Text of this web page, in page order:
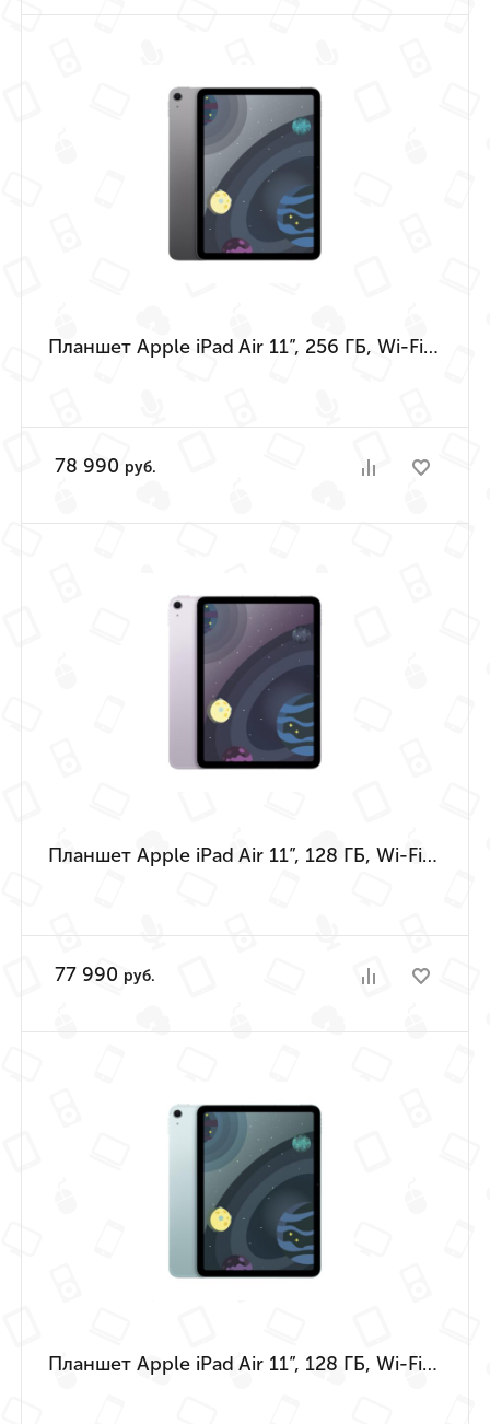
Планшет Apple iPad Air 11”, 256 ГБ, Wi-Fi («Серый космос» | Space Gray) (M4 | 2026)
78 990 руб.
Планшет Apple iPad Air 11”, 128 ГБ, Wi-Fi + Cellular (Фиолетовый | Purple) (M4 | 2026)
77 990 руб.
Планшет Apple iPad Air 11”, 128 ГБ, Wi-Fi + Cellular (Голубой | Blue) (M4 | 2026)